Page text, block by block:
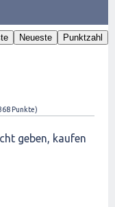
Neueste Punktzahl
Punkte)
geben, kaufen